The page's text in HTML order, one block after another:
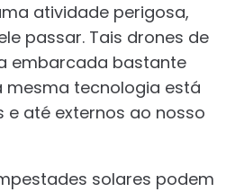
atividade perigosa,
passar. Tais drones de
embarcada bastante
mesma tecnologia está
até externos ao nosso
solares podem